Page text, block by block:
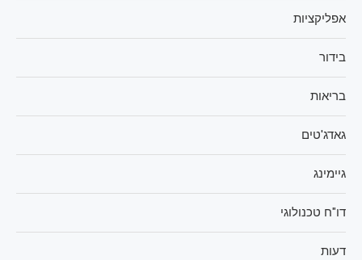
אפליקציות
בידור
בריאות
גאדג'טים
גיימינג
דו"ח טכנולוגי
דעות